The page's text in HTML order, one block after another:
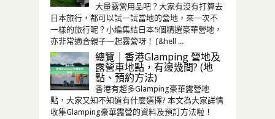
大量露營用品吧？大家有沒有打算去
日本旅行，都可以試一試當地的營地，來一次不
一樣的旅行呢？小編集結日本5個精選豪華營地，
亦非常適合親子一起露營呀！ [&hell ...
總覽｜香港Glamping 營地及
露營車地點，有邊幾間? (地
點、預約方法)
香港有超多Glamping豪華露營地
點，大家又知不知道有什麼選擇? 本文為大家詳情
收集Glamping豪華露營的資料及預訂方法啦！